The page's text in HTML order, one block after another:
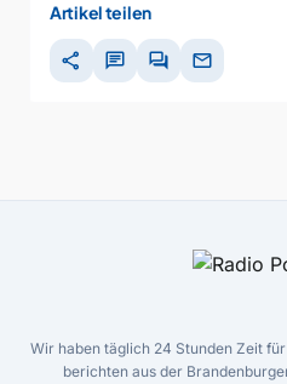
Artikel teilen
share chat forum mail
Wir haben täglich 24 Stunden Zeit
berichten aus der